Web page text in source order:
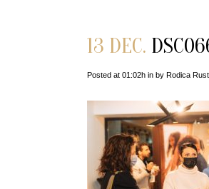
13 DEC.
Posted at 01:02h in by Rodica